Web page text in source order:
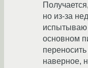
но из-за
испытываю
основном
наверное,